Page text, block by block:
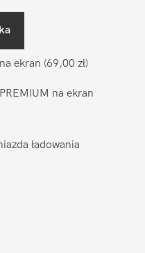
ekran (69,00 zł)
na ekran
ładowania